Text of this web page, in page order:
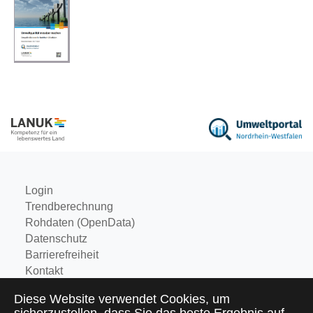
Diese Website verwendet Cookies, um
Login
Trendberechnung
Rohdaten (OpenData)
Datenschutz
Barrierefreiheit
Kontakt
LANUK